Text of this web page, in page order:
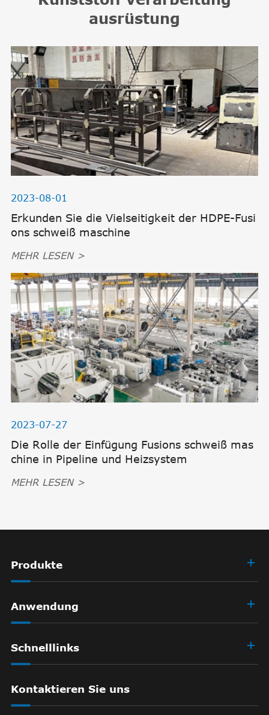
ausrüstung
2023-08-01
Erkunden Sie die Vielseitigkeit der HDPE-Fusi
ons schweiß maschine
MEHR LESEN >
2023-07-27
Die Rolle der Einfügung Fusions schweiß mas
chine in Pipeline und Heizsystem
MEHR LESEN >
Produkte
Anwendung
Schnelllinks
Kontaktieren Sie uns